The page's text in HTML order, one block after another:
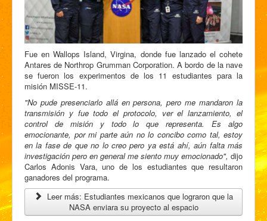
Fue en Wallops Island, Virgina, donde fue lanzado el cohete
Antares de Northrop Grumman Corporation. A bordo de la nave
se fueron los experimentos de los 11 estudiantes para la
misión MISSE-11.
"No pude presenciarlo allá en persona, pero me mandaron la
transmisión y fue todo el protocolo, ver el lanzamiento, el
control de misión y todo lo que representa. Es algo
emocionante, por mi parte aún no lo concibo como tal, estoy
en la fase de que no lo creo pero ya está ahí, aún falta más
investigación pero en general me siento muy emocionado", dijo
Carlos Adonis Vara, uno de los estudiantes que resultaron
ganadores del programa.
Leer más: Estudiantes mexicanos que lograron que la
NASA enviara su proyecto al espacio